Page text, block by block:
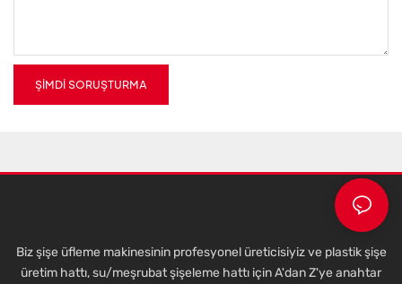
ŞIMDI SORUŞTURMA
Biz şişe üfleme makinesinin profesyonel üreticisiyiz ve plastik şişe
üretim hattı, su/meşrubat şişeleme hattı için A'dan Z'ye anahtar